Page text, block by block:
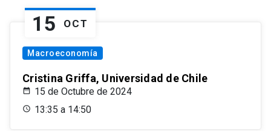
15 OCT
Macroeconomía
Cristina Griffa, Universidad de Chile
15 de Octubre de 2024
13:35 a 14:50